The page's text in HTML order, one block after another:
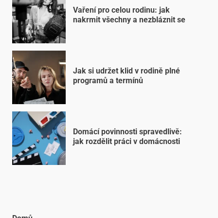
Vaření pro celou rodinu: jak
nakrmit všechny a nezbláznit se
Jak si udržet klid v rodině plné
programů a termínů
Domácí povinnosti spravedlivě:
jak rozdělit práci v domácnosti